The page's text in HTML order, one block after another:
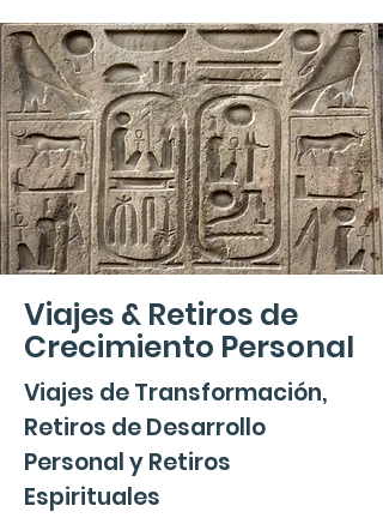
Viajes & Retiros de
Crecimiento Personal
Viajes de Transformación,
Retiros de Desarrollo
Personal y Retiros
Espirituales